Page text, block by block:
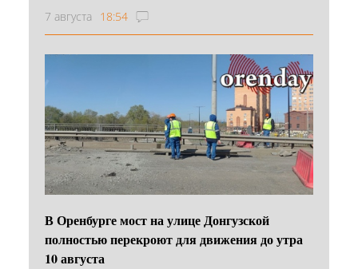
7 августа 18:54
В Оренбурге мост на улице Донгузской
полностью перекроют для движения до утра
10 августа